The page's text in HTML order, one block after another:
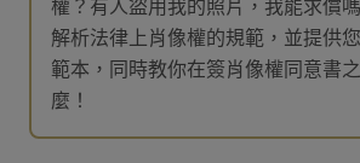
權？有人盜用我的照片，我能求償
解析法律上肖像權的規範，並提供
範本，同時教你在簽肖像權同意書
麼！